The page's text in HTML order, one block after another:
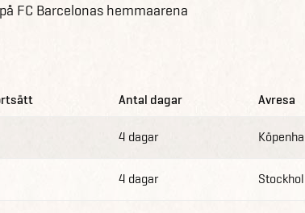
FC Barcelonas hemmaarena
Antal dagar Avresa
4 dagar
4 dagar